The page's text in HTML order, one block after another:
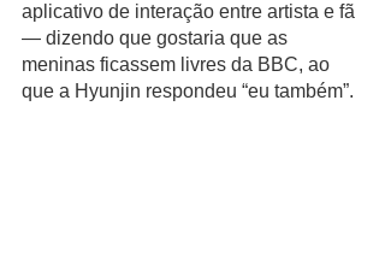
aplicativo de interação entre artista e fã
— dizendo que gostaria que as
meninas ficassem livres da BBC, ao
que a Hyunjin respondeu “eu também”.